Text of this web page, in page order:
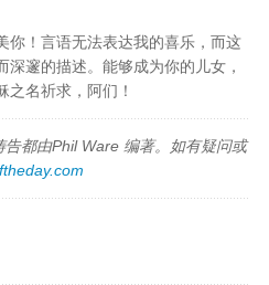
你！言语无法表达我的喜乐，而这
邃的描述。能够成为你的儿女，
之名祈求，阿们！
都由Phil Ware 编著。如有疑问或